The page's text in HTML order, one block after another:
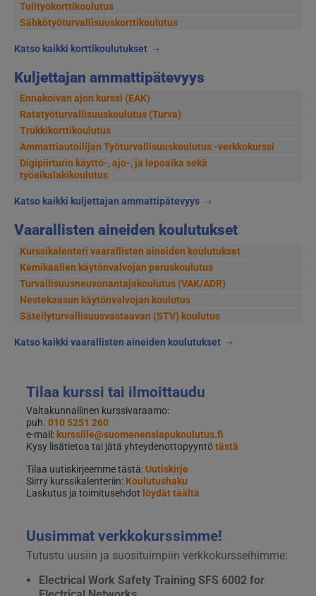
Tulityökorttikoulutus
Sähkötyöturvallisuuskorttikoulutus
Katso kaikki korttikoulutukset
Kuljettajan ammattipätevyys
Ennakoivan ajon kurssi (EAK)
Ratatyöturvallisuuskoulutus (Turva)
Trukkikorttikoulutus
Ammattiautoilijan Työturvallisuuskoulutus -verkkokurssi
Digipiirturin käyttö-, ajo-, ja lepoaika sekä
työaikalakikoulutus
Katso kaikki kuljettajan ammattipätevyys
Vaarallisten aineiden koulutukset
Kurssikalenteri vaarallisten aineiden koulutukset
Kemikaalien käytönvalvojan peruskoulutus
Turvallisuusneuvonantajakoulutus (VAK/ADR)
Nestekaasun käytönvalvojan koulutus
Säteilyturvallisuusvastaavan (STV) koulutus
Katso kaikki vaarallisten aineiden koulutukset
Tilaa kurssi tai ilmoittaudu
Valtakunnallinen kurssivaraamo:
puh. 010 5251 260
e-mail: kurssille@suomenensiapukoulutus.fi
Kysy lisätietoa tai jätä yhteydenottopyyntötästä
Tilaa uutiskirjeemme tästä:Uutiskirje
Siirry kurssikalenteriin: Koulutushaku
Laskutus ja toimitusehdot löydät täältä
Uusimmat verkkokurssimme!
Tutustu uusiin ja suosituimpiin verkkokursseihimme:
Electrical Work Safety Training SFS 6002 for